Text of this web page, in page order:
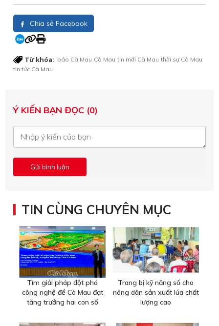
Chia sẻ Facebook
Từ khóa: báo Cà Mau Cà Mau tin mới Cà Mau thời sự Cà Mau
tin tức Cà Mau
Ý KIẾN BẠN ĐỌC (0)
TIN CÙNG CHUYÊN MỤC
Tìm giải pháp đột phá
công nghệ để Cà Mau đạt
tăng trưởng hai con số
Trang bị kỹ năng số cho
nông dân sản xuất lúa chất
lượng cao